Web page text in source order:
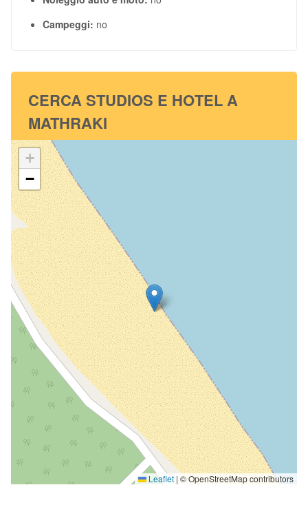
Campeggi: no
CERCA STUDIOS E HOTEL A
MATHRAKI
+
−
Leaflet | © OpenStreetMap contributors